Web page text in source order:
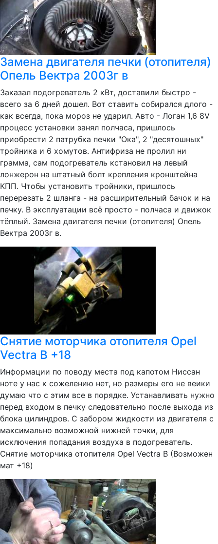
Замена двигателя печки (отопителя)
Опель Вектра 2003г в
Заказал подогреватель 2 кВт, доставили быстро -
всего за 6 дней дошел. Вот ставить собирался длого -
как всегда, пока мороз не ударил. Авто - Логан 1,6 8V
процесс установки занял полчаса, пришлось
приобрести 2 патрубка печки "Ока", 2 "десятошных"
тройника и 6 хомутов. Антифриза не пролил ни
грамма, сам подогреватель кстановил на левый
лонжерон на штатный болт крепления кронштейна
КПП. Чтобы установить тройники, пришлось
перерезать 2 шланга - на расширительный бачок и на
печку. В эксплуатации всё просто - полчаса и движок
тёплый. Замена двигателя печки (отопителя) Опель
Вектра 2003г в.
Снятие моторчика отопителя Opel
Vectra B +18
Информации по поводу места под капотом Ниссан
ноте у нас к сожелению нет, но размеры его не веики
думаю что с этим все в порядке. Устанавливать нужно
перед входом в печку следовательно после выхода из
блока цилиндров. С забором жидкости из двигателя с
максимально возможной нижней точки, для
исключения попадания воздуха в подогреватель.
Снятие моторчика отопителя Opel Vectra B (Возможен
мат +18)